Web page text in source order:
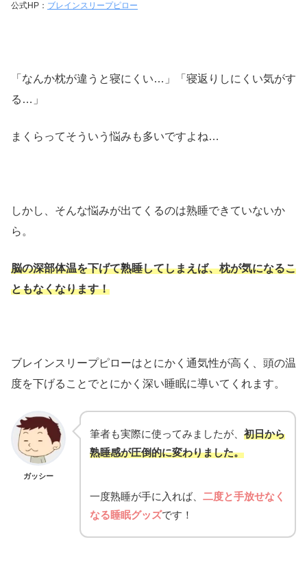
公式HP： ブレインスリープピロー
「なんか枕が違うと寝にくい…」「寝返りしにくい気がす
る…」
まくらってそういう悩みも多いですよね…
しかし、そんな悩みが出てくるのは熟睡できていないか
ら。
脳の深部体温を下げて熟睡してしまえば、枕が気になるこ
ともなくなります！
ブレインスリープピローはとにかく通気性が高く、頭の温
度を下げることでとにかく深い睡眠に導いてくれます。
ガッシー
筆者も実際に使ってみましたが、 初日から
熟睡感が圧倒的に変わりました。
一度熟睡が手に入れば、 二度と手放せなく
なる睡眠グッズです！